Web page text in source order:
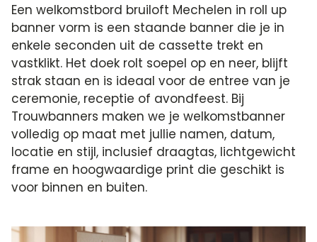
Een welkomstbord bruiloft Mechelen in roll up
banner vorm is een staande banner die je in
enkele seconden uit de cassette trekt en
vastklikt. Het doek rolt soepel op en neer, blijft
strak staan en is ideaal voor de entree van je
ceremonie, receptie of avondfeest. Bij
Trouwbanners maken we je welkomstbanner
volledig op maat met jullie namen, datum,
locatie en stijl, inclusief draagtas, lichtgewicht
frame en hoogwaardige print die geschikt is
voor binnen en buiten.